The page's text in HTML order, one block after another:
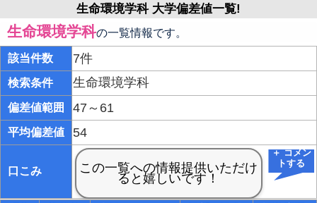
生命環境学科 大学偏差値一覧!
生命環境学科の一覧情報です。
該当件数 7件
検索条件 生命環境学科
偏差値範囲 47～61
平均偏差値 54
口こみ
＋ コメン
トする